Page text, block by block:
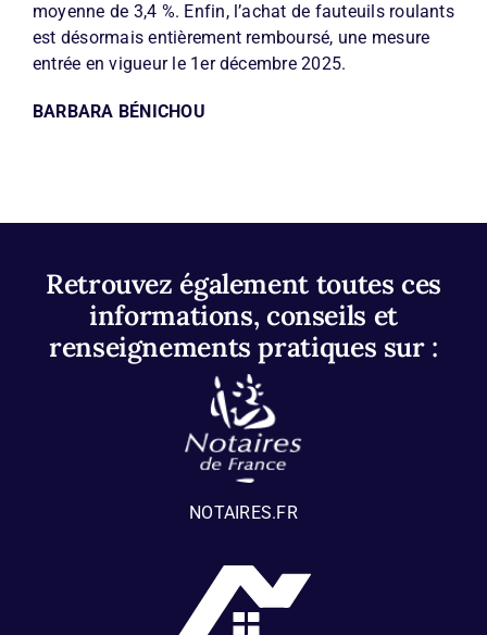
moyenne de 3,4 %. Enfin, l’achat de fauteuils roulants
est désormais entièrement remboursé, une mesure
entrée en vigueur le 1er décembre 2025.
BARBARA BÉNICHOU
Retrouvez également toutes ces
informations, conseils et
renseignements pratiques sur :
NOTAIRES.FR